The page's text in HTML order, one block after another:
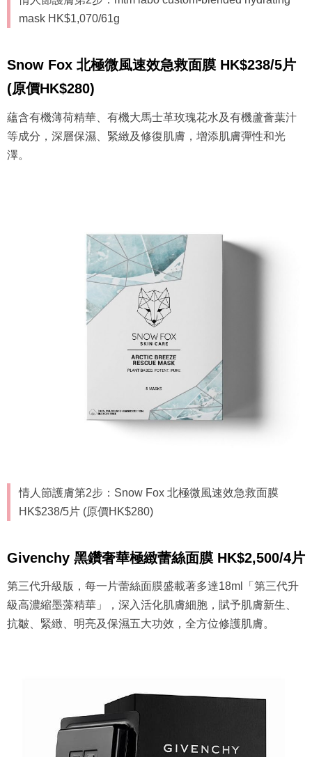
mask HK$1,070/61g
Snow Fox 北極微風速效急救面膜 HK$238/5片
(原價HK$280)
蘊含有機薄荷精華、有機大馬士革玫瑰花水及有機蘆薈葉汁
等成分，深層保濕、緊緻及修復肌膚，增添肌膚彈性和光
澤。
情人節護膚第2步：Snow Fox 北極微風速效急救面膜
HK$238/5片 (原價HK$280)
Givenchy 黑鑽奢華極緻蕾絲面膜 HK$2,500/4片
第三代升級版，每一片蕾絲面膜盛載著多達18ml「第三代升
級高濃縮墨藻精華」，深入活化肌膚細胞，賦予肌膚新生、
抗皺、緊緻、明亮及保濕五大功效，全方位修護肌膚。